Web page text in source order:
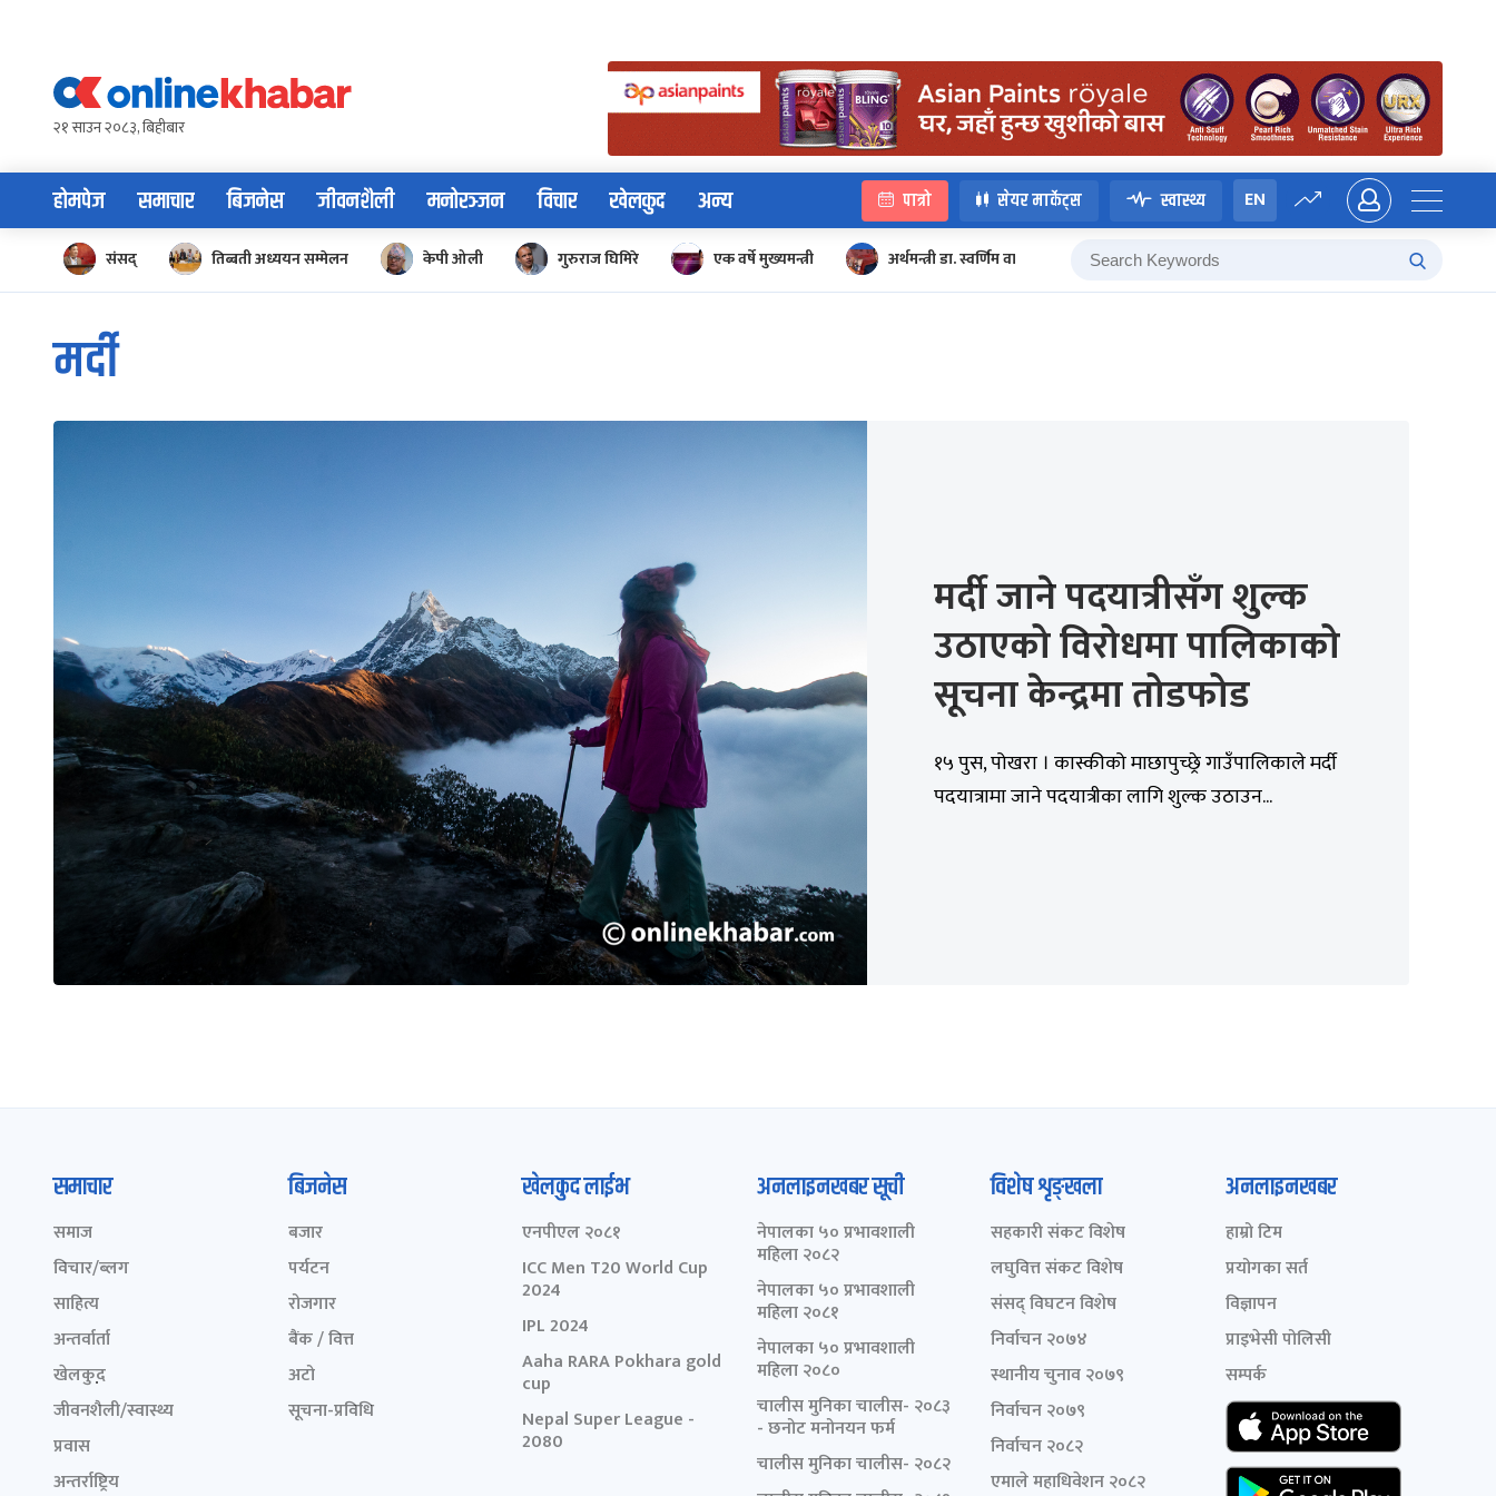
content२१ साउन २०८३, बिहीबार
होमपेज समाचार बिजनेस जीवनशैली मनोरञ्जन विचार खेलकुद अन्य पात्रो सेयर मार्केट्स स्वास्थ्य EN
संसद् तिब्बती अध्ययन सम्मेलन केपी ओली गुरुराज घिमिरे एक वर्षे मुख्यमन्त्री अर्थमन्त्री डा. स्वर्णिम वाग्ले
मर्दी
मर्दी जाने पदयात्रीसँग शुल्क
उठाएको विरोधमा पालिकाको
सूचना केन्द्रमा तोडफोड
१५ पुस, पोखरा । कास्कीको माछापुच्छ्रे गाउँपालिकाले मर्दी
पदयात्रामा जाने पदयात्रीका लागि शुल्क उठाउन...
समाचार
समाज
विचार/ब्लग
साहित्य
अन्तर्वार्ता
खेलकुद़़
जीवनशैली/स्वास्थ्य
प्रवास
अन्तर्राष्ट्रिय
बिजनेस
बजार
पर्यटन
रोजगार
बैंक / वित्त
अटो
सूचना-प्रविधि
खेलकुद लाईभ
एनपीएल २०८१
ICC Men T20 World Cup
2024
IPL 2024
Aaha RARA Pokhara gold
cup
Nepal Super League -
2080
अनलाइनखबर सूची
नेपालका ५० प्रभावशाली
महिला २०८२
नेपालका ५० प्रभावशाली
महिला २०८१
नेपालका ५० प्रभावशाली
महिला २०८०
चालीस मुनिका चालीस- २०८३
- छनोट मनोनयन फर्म
चालीस मुनिका चालीस- २०८२
विशेष शृङ्खला
सहकारी संकट विशेष
लघुवित्त संकट विशेष
संसद् विघटन विशेष
निर्वाचन २०७४
स्थानीय चुनाव २०७९
निर्वाचन २०७९
निर्वाचन २०८२
एमाले महाधिवेशन २०८२
अनलाइनखबर
हाम्रो टिम
प्रयोगका सर्त
विज्ञापन
प्राइभेसी पोलिसी
सम्पर्क